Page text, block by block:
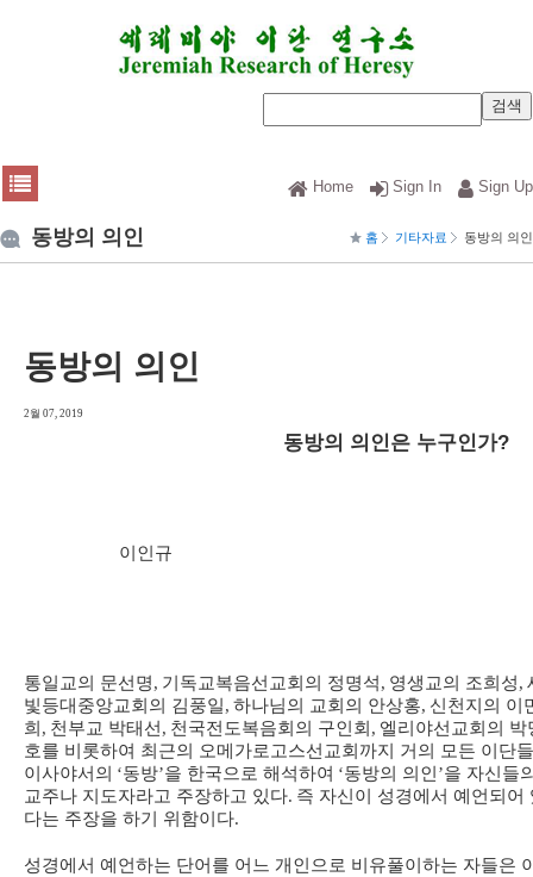
Home Sign In Sign Up
동방의 의인 홈 기타자료 동방의 의인
동방의 의인
2월 07, 2019
동방의 의인은 누구인가?
이인규
통일교의 문선명, 기독교복음선교회의 정명석, 영생교의 조희성,
빛등대중앙교회의 김풍일, 하나님의 교회의 안상홍, 신천지의 이
희 , 천부교 박태선 , 천국전도복음회의 구인회 , 엘리야선교회의 박
호를 비롯하여 최근의 오메가로고스선교회까지 거의 모든 이단
이사야서의 ‘동방’을 한국으로 해석하여 ‘동방의 의인 ’을 자신들
교주나 지도자라고 주장하고 있다. 즉 자신이 성경에서 예언되어
다는 주장을 하기 위함이다.
성경에서 예언하는 단어를 어느 개인으로 비유풀이하는 자들은